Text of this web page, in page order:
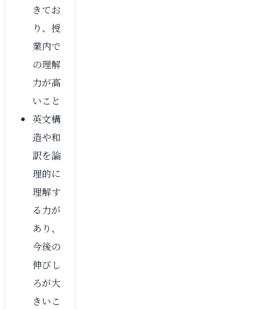
きてお
り、授
業内で
の理解
力が高
いこと
英文構
造や和
訳を論
理的に
理解す
る力が
あり、
今後の
伸びし
ろが大
きいこ